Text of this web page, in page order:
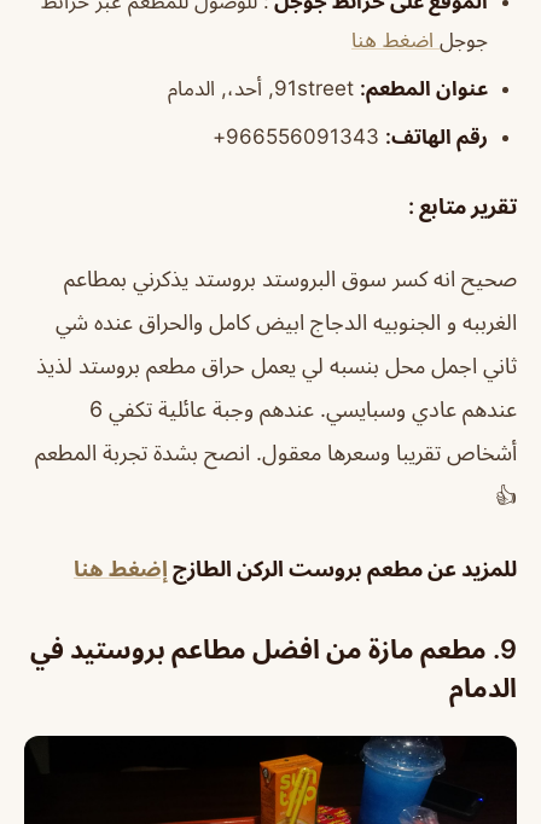
جوجل اضغط هنا
عنوان المطعم:
رقم الهاتف:
تقرير متابع :
صحيح انه كسر سوق البروستد بروستد يذكرني بمطاعم
الغرببه و الجنوبيه الدجاج ابيض كامل والحراق عنده شي
ثاني اجمل محل بنسبه لي يعمل حراق مطعم بروستد لذيذ
عندهم عادي وسبايسي. عندهم وجبة عائلية تكفي 6
أشخاص تقريبا وسعرها معقول. انصح بشدة تجربة المطعم
👍
للمزيد عن مطعم بروست الركن الطازج إضغط هنا
9. مطعم مازة من افضل مطاعم بروستيد في
الدمام